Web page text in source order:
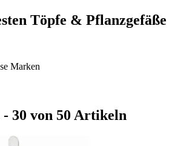
Töpfe & Pflanzgefäße
Marken
- 30 von 50 Artikeln